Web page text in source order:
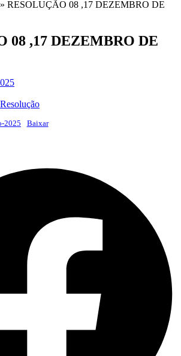
» RESOLUÇÃO 08 ,17 DEZEMBRO DE
08 ,17 DEZEMBRO DE
Resolução
2025 Baixar